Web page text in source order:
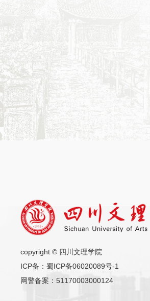
copyright © 四川文理学院
ICP备：蜀ICP备06020089号-1
网警备案：51170003000124